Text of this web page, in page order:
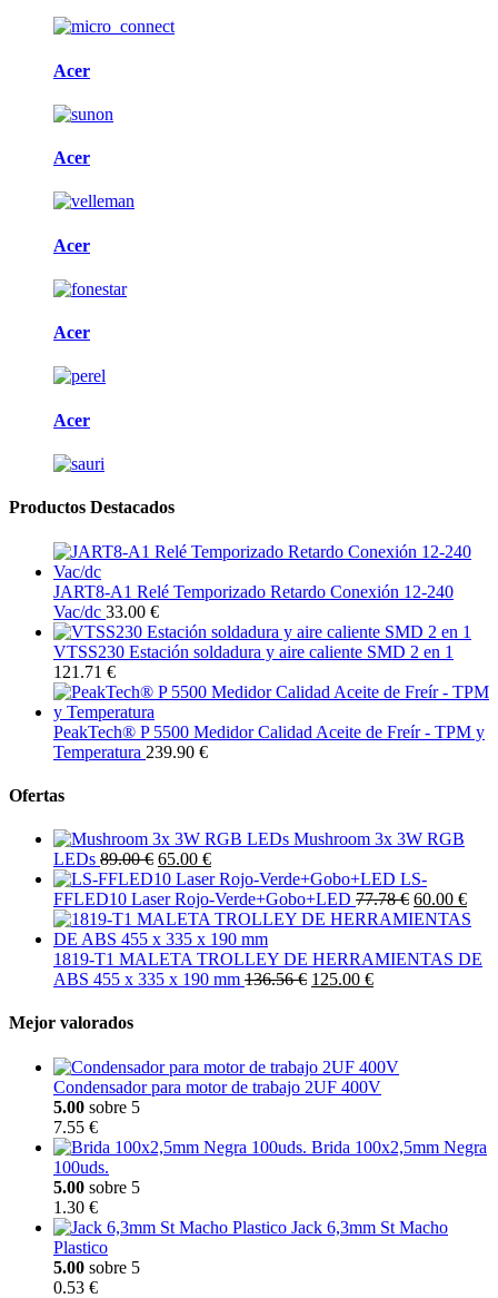
Acer
Acer
Acer
Acer
Acer
Productos Destacados
JART8-A1 Relé Temporizado Retardo Conexión 12-240
Vac/dc 33.00 €
VTSS230 Estación soldadura y aire caliente SMD 2 en 1
121.71 €
PeakTech® P 5500 Medidor Calidad Aceite de Freír - TPM y
Temperatura 239.90 €
Ofertas
Mushroom 3x 3W RGB
LEDs 89.00 € 65.00 €
LS-
FFLED10 Laser Rojo-Verde+Gobo+LED 77.78 € 60.00 €
1819-T1 MALETA TROLLEY DE HERRAMIENTAS DE
ABS 455 x 335 x 190 mm 136.56 € 125.00 €
Mejor valorados
Condensador para motor de trabajo 2UF 400V
5.00 sobre 5
7.55 €
Brida 100x2,5mm Negra
100uds.
5.00 sobre 5
1.30 €
Jack 6,3mm St Macho
Plastico
5.00 sobre 5
0.53 €